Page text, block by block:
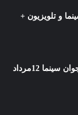
و تلویزیون +
درگذشت مریم همتیان بازیگر جوان سینما 12مرداد